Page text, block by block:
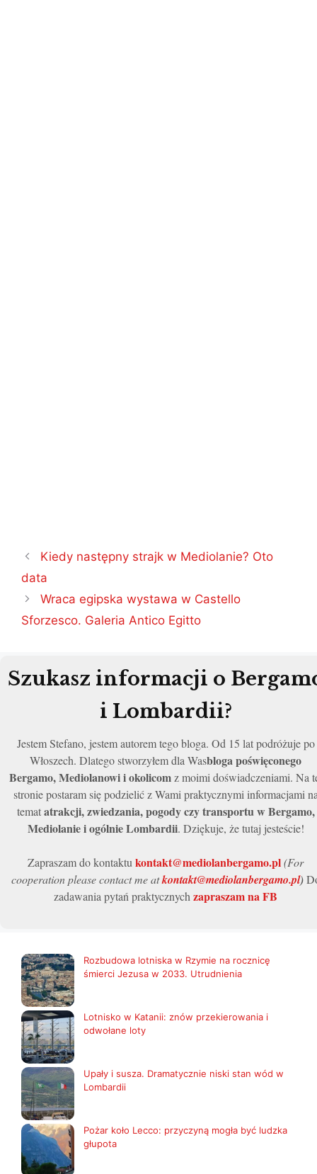
Nawigacja
wpisu
Kiedy następny strajk w Mediolanie? Oto
data
Wraca egipska wystawa w Castello
Sforzesco. Galeria Antico Egitto
Szukasz informacji o
i Lombardii?
Jestem Stefano, jestem autorem tego bloga. Od 15 lat podróżuje po
Włoszech. Dlatego stworzyłem dla Wasbloga poświęconego
Bergamo, Mediolanowi i okolicomz moimi doświadczeniami. Na
stronie postaram się podzielić z Wami praktycznymi informacjami
tematatrakcji, zwiedzania, pogody czy transportu w Bergamo,
Mediolanie i ogólnie Lombardii. Dziękuje, że tutaj jesteście!
Zapraszam do kontaktukontakt@mediolanbergamo.pl(For
cooperation please contact me atkontakt@mediolanbergamo.pl)
zadawania pytań praktycznychzapraszam na FB
Rozbudowa lotniska w Rzymie na rocznicę
śmierci Jezusa w 2033. Utrudnienia
Lotnisko w Katanii: znów przekierowania i
odwołane loty
Upały i susza. Dramatycznie niski stan wód w
Lombardii
Pożar koło Lecco: przyczyną mogła być ludzka
głupota